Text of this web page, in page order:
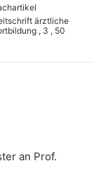
ärztliche
, 3 , 50
an Prof.